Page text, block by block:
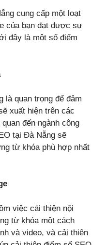
cung cấp một loạt
của bạn đạt được sự
đây là một số điểm
là quan trọng để đảm
xuất hiện trên các
đến ngành công
tại Đà Nẵng sẽ
từ khóa phù hợp nhất
việc cải thiện nội
từ khóa một cách
và video, và cải thiện